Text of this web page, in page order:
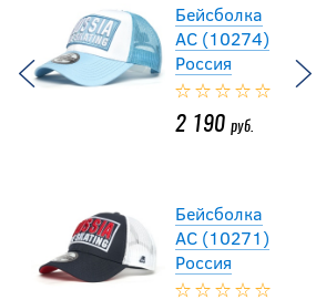
Бейсболка
АС (10274)
Россия
2 190 руб.
Бейсболка
АС (10271)
Россия